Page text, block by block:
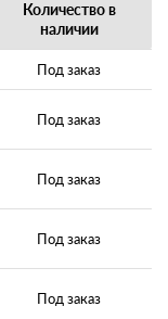
Количество в
наличии
Под заказ
Под заказ
Под заказ
Под заказ
Под заказ